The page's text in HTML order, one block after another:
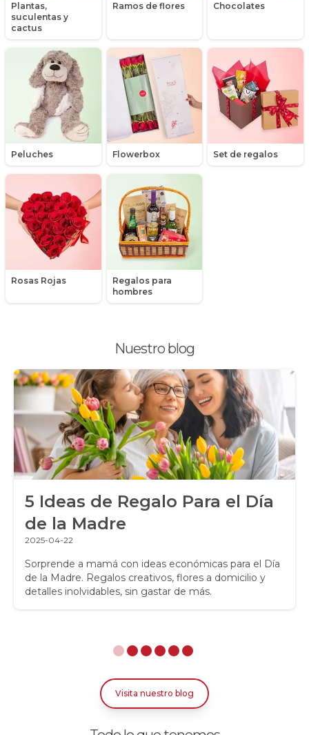
Plantas,
suculentas y
cactus
Ramos de flores Chocolates
Peluches Flowerbox Set de regalos
Rosas Rojas
Regalos para
hombres
Nuestro blog
5 Ideas de Regalo Para el Día
de la Madre
2025-04-22
Sorprende a mamá con ideas económicas para el Día
de la Madre. Regalos creativos, flores a domicilio y
detalles inolvidables, sin gastar de más.
Visita nuestro blog
Maules
Mensajes
Minirosas
Nacimiento de niños
Nacimientos
Nacimientos de niñas
Packs de productos
Peluches
Peonias
Promociones y Ofertas
Ramos de Flores
Ramos de Novia
Ramos de Rosas
Regalos a Domicilio
Regalos para Hombres
Regalos para niños
Rosas
Rosas Amarillas
Rosas Azules
Rosas Bicolor Blancas-Rojas
Rosas Blancas